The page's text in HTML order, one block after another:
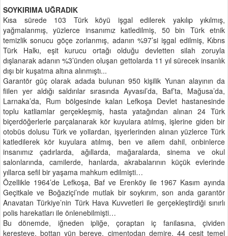
SOYKIRIMA UĞRADIK
Kısa sürede 103 Türk köyü işgal edilerek yakılıp yıkılmış,
yağmalanmış, yüzlerce insanımız katledilmiş, 50 bin Türk etnik
temizlik sonucu göçe zorlanmış, adanın %97’si işgal edilmiş, Kıbrıs
Türk Halkı, eşit kurucu ortağı olduğu devletten silah zoruyla
dışlanarak adanın %3’ünden oluşan gettolarda 11 yıl sürecek insanlık
dışı bir kuşatma altına alınmıştı...
Garantör güç olarak adada bulunan 950 kişilik Yunan alayının da
fiilen yer aldığı saldırılar sırasında Ayvasıl’da, Baf’ta, Mağusa’da,
Larnaka’da, Rum bölgesinde kalan Lefkoşa Devlet hastanesinde
toplu katliamlar gerçekleşmiş, hasta yatağından alınan 24 Türk
biçerdöğerlerle parçalanarak kör kuyulara atılmış, işlerine giden bir
otobüs dolusu Türk ve yollardan, işyerlerinden alınan yüzlerce Türk
katledilerek kör kuyulara atılmış, ben ve ailem dahil, onbinlerce
insanımız çadırlarda, ağıllarda, mağaralarda, sinema ve okul
salonlarında, camilerde, hanlarda, akrabalarının küçük evlerinde
yıllarca sefil bir yaşama mahkum edilmişti…
Özellikle 1964’de Lefkoşa, Baf ve Erenköy ile 1967 Kasım ayında
Geçitkale ve Boğaziçi’nde mutlak bir soykırım, son anda garantör
Anavatan Türkiye’nin Türk Hava Kuvvetleri ile gerçekleştirdiği sınırlı
polis harekatları ile önlenebilmişti…
Bu dönemde, iğneden ipliğe, çoraptan iç fanilasına, çividen
keresteye, bottan yün bereye, çimentodan demire, 44 çeşit temel